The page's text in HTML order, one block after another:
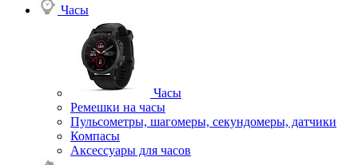
Часы
Часы
Ремешки на часы
Пульсометры, шагомеры, секундомеры, датчики
Компасы
Аксессуары для часов